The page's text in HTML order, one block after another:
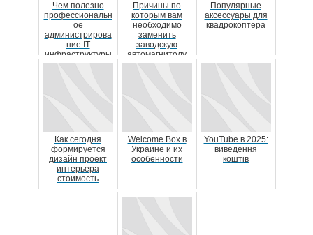
Чем полезно
профессиональн
ое
администрирова
ние IT
инфраструктуры
Причины по
которым вам
необходимо
заменить
заводскую
автомагнитолу
на штатную
Популярные
аксессуары для
квадрокоптера
Как сегодня
формируется
дизайн проект
интерьера
стоимость
Welcome Box в
Украине и их
особенности
YouTube в 2025:
виведення
коштів